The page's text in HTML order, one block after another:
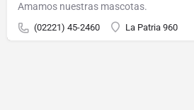
Amamos nuestras mascotas.
(02221) 45-2460 La Patria 960